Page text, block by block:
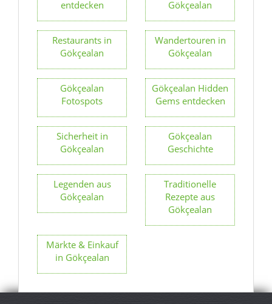
entdecken
Gökçealan
Restaurants in
Gökçealan
Wandertouren in
Gökçealan
Gökçealan
Fotospots
Gökçealan Hidden
Gems entdecken
Sicherheit in
Gökçealan
Gökçealan
Geschichte
Legenden aus
Gökçealan
Traditionelle
Rezepte aus
Gökçealan
Märkte & Einkauf
in Gökçealan